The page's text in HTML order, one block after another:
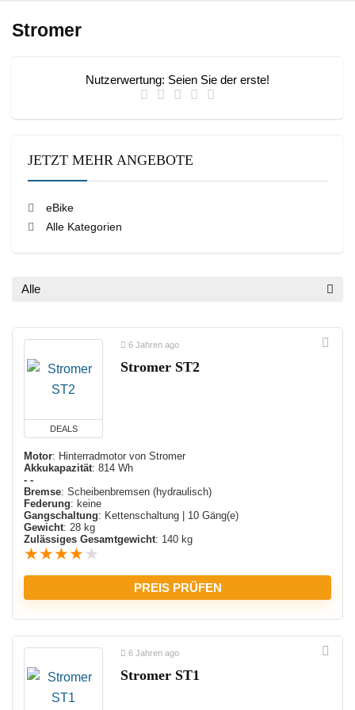
Stromer
Nutzerwertung: Seien Sie der erste!
JETZT MEHR ANGEBOTE
eBike
Alle Kategorien
Alle
DEALS
6 Jahren ago
Stromer ST2
Motor: Hinterradmotor von Stromer
Akkukapazität: 814 Wh
- -
Bremse: Scheibenbremsen (hydraulisch)
Federung: keine
Gangschaltung: Kettenschaltung | 10 Gäng(e)
Gewicht: 28 kg
Zulässiges Gesamtgewicht: 140 kg
★★★★ ★
PREIS PRÜFEN
6 Jahren ago
Stromer ST1